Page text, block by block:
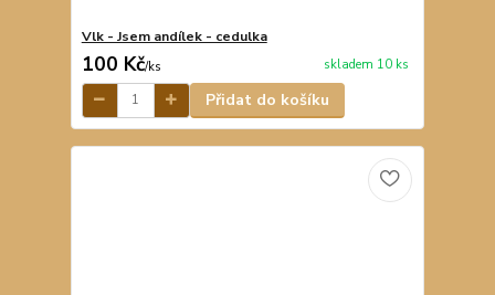
Vlk - Jsem andílek - cedulka
100 Kč/ks skladem 10 ks
Přidat do košíku